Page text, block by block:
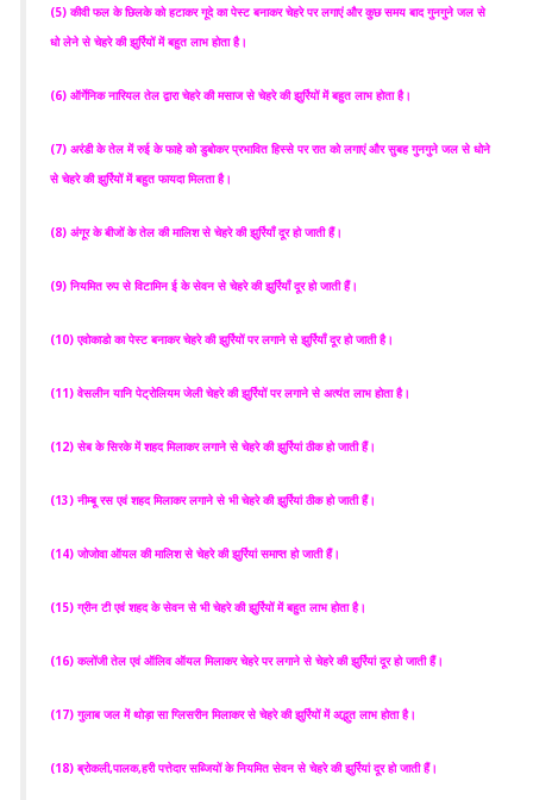
(5) कीवी फल के छिलके को हटाकर गूदे का पेस्ट बनाकर चेहरे पर लगाएं और कुछ समय बाद गुनगुने जल से
धो लेने से चेहरे की झुर्रियों में बहुत लाभ होता है।
(6) ऑर्गेनिक नारियल तेल द्वारा चेहरे की मसाज से चेहरे की झुर्रियों में बहुत लाभ होता है।
(7) अरंडी के तेल में रुई के फाहे को डुबोकर प्रभावित हिस्से पर रात को लगाएं और सुबह गुनगुने जल से धोने
से चेहरे की झुर्रियों में बहुत फायदा मिलता है।
(8) अंगूर के बीजों के तेल की मालिश से चेहरे की झुर्रियाँ दूर हो जाती हैं।
(9) नियमित रुप से विटामिन ई के सेवन से चेहरे की झुर्रियाँ दूर हो जाती हैं।
(10) एवोकाडो का पेस्ट बनाकर चेहरे की झुर्रियों पर लगाने से झुर्रियाँ दूर हो जाती है।
(11) वेसलीन यानि पेट्रोलियम जेली चेहरे की झुर्रियों पर लगाने से अत्यंत लाभ होता है।
(12) सेब के सिरके में शहद मिलाकर लगाने से चेहरे की झुर्रियां ठीक हो जाती हैं।
(13) नीम्बू रस एवं शहद मिलाकर लगाने से भी चेहरे की झुर्रियां ठीक हो जाती हैं।
(14) जोजोवा ऑयल की मालिश से चेहरे की झुर्रियां समाप्त हो जाती हैं।
(15) ग्रीन टी एवं शहद के सेवन से भी चेहरे की झुर्रियों में बहुत लाभ होता है।
(16) कलोंजी तेल एवं ऑलिव ऑयल मिलाकर चेहरे पर लगाने से चेहरे की झुर्रियां दूर हो जाती हैं।
(17) गुलाब जल में थोड़ा सा ग्लिसरीन मिलाकर से चेहरे की झुर्रियों में अद्भुत लाभ होता है।
(18) ब्रोकली,पालक,हरी पत्तेदार सब्जियों के नियमित सेवन से चेहरे की झुर्रियां दूर हो जाती हैं।